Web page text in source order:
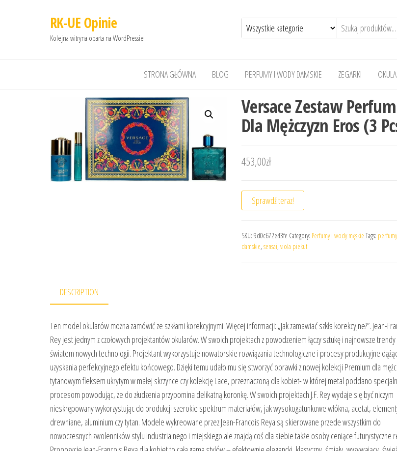
RK-UE Opinie
Kolejna witryna oparta na WordPressie
STRONA GŁÓWNA BLOG PERFUMY I WODY DAMSKIE ZEGARKI
Versace Zestaw Perfum
Dla Mężczyzn Eros (3
453,00zł
Sprawdź teraz!
SKU: 9d0c672e43fe Category: Perfumy i wody męskie Tags: perfumy
damskie, sensai, viola piekut
DESCRIPTION
Ten model okularów można zamówić ze szkłami korekcyjnymi. Więcej informacji: „Jak zamawiać szkła korekcyjne?”. Jean-
Rey jest jednym z czołowych projektantów okularów. W swoich projektach z powodzeniem łączy sztukę i najnowsze trendy
światem nowych technologii. Projektant wykorzystuje nowatorskie rozwiązania technologiczne i procesy produkcyjne
uzyskania perfekcyjnego efektu końcowego. Dzięki temu udało mu się stworzyć oprawki z nowej kolekcji Premium dla
tytanowym fleksem ukrytym w małej skrzynce czy kolekcję Lace, przeznaczoną dla kobiet- w której metal poddano
procesom powodując, że do złudzenia przypomina delikatną koronkę. W swoich projektach J.F. Rey wydaje się być niczym
nieskrępowany wykorzystując do produkcji szerokie spektrum materiałów, jak wysokogatunkowe włókna, acetat,
drewniane, aluminium czy tytan. Modele wykreowane przez Jean-Francois Reya są skierowane przede wszystkim do
nowoczesnych zwolenników stylu industrialnego i miejskiego ale znajdą coś dla siebie także osoby ceniące futurystyczne